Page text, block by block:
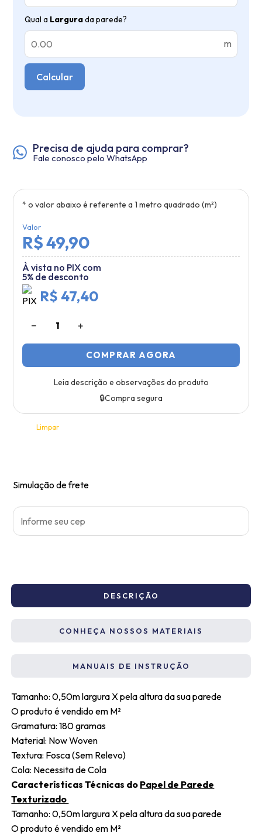
Qual a Largurada parede?
m
Calcular
Precisa de ajuda para comprar?
Fale conosco pelo WhatsApp
* o valor abaixo é referente a1 metro quadrado (m²)
Valor
R$ 49,90
À vista no PIX com
5% de desconto
R$ 47,40
− 1 +
COMPRAR AGORA
Leia descrição e observações do produto
🔒Compra segura
Limpar
R$
Simulação de frete
DESCRIÇÃO
CONHEÇA NOSSOS MATERIAIS
MANUAIS DE INSTRUÇÃO
Tamanho: 0,50m largura X pela altura da sua parede
O produto é vendido em M²
Gramatura: 180 gramas
Material: Now Woven
Textura: Fosca (Sem Relevo)
Cola: Necessita de Cola
Características Técnicas do Papel de Parede
Texturizado
Tamanho: 0,50m largura X pela altura da sua parede
O produto é vendido em M²